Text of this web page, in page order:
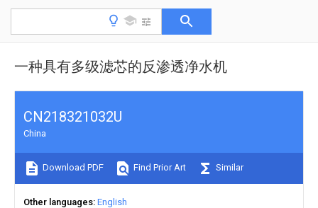
一种具有多级滤芯的反渗透净水机
CN218321032U
China
Download PDF Find Prior Art Similar
Other languages English